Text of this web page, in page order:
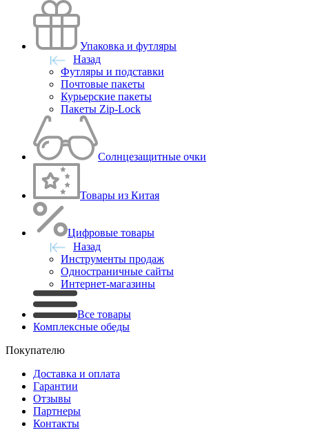
Упаковка и футляры
Назад
Футляры и подставки
Почтовые пакеты
Курьерские пакеты
Пакеты Zip-Lock
Солнцезащитные очки
Товары из Китая
Цифровые товары
Назад
Инструменты продаж
Одностраничные сайты
Интернет-магазины
Все товары
Комплексные обеды
Покупателю
Доставка и оплата
Гарантии
Отзывы
Партнеры
Контакты